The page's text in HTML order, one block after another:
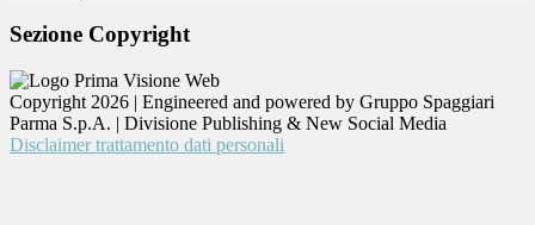
Sezione Copyright
Copyright 2026 | Engineered and powered by Gruppo Spaggiari
Parma S.p.A. | Divisione Publishing & New Social Media
Disclaimer trattamento dati personali